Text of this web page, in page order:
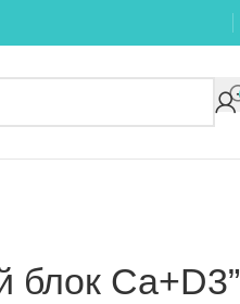
Са+D3”